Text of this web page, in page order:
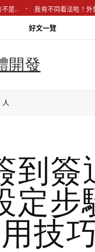
我有不同看法啦！外包聽起
好文一覽
開發
人
到簽
定步
技